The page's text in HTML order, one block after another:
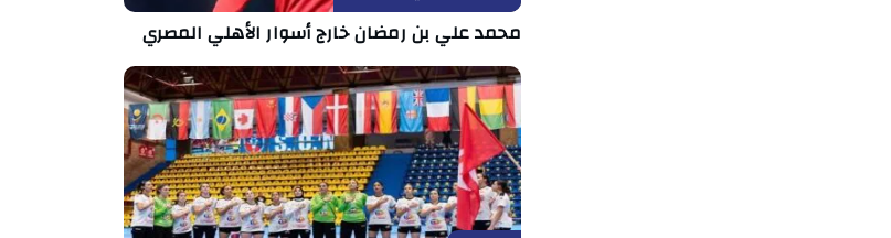
محمد علي بن رمضان خارج أسوار الأهلي المصري